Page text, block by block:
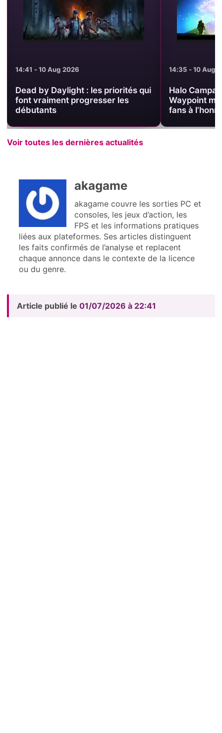
14:41 - 10 Aug 2026
Dead by Daylight : les priorités qui
font vraiment progresser les
débutants
14:35 - 10 Aug
Halo
Waypoint
fans à
Voir toutes les dernières actualités
akagame
akagame couvre les sorties PC et
consoles, les jeux d’action, les
FPS et les informations pratiques
liées aux plateformes. Ses articles distinguent
les faits confirmés de l’analyse et replacent
chaque annonce dans le contexte de la licence
ou du genre.
Article publié le 01/07/2026 à 22:41